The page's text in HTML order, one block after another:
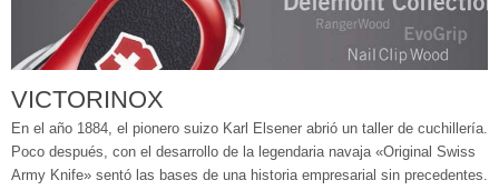
VICTORINOX
En el año 1884, el pionero suizo Karl Elsener abrió un taller de cuchillería.
Poco después, con el desarrollo de la legendaria navaja «Original Swiss
Army Knife» sentó las bases de una historia empresarial sin precedentes.